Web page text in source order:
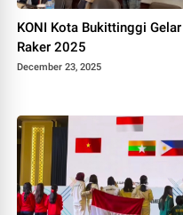
KONI Kota Bukittinggi Gelar
Raker 2025
December 23, 2025